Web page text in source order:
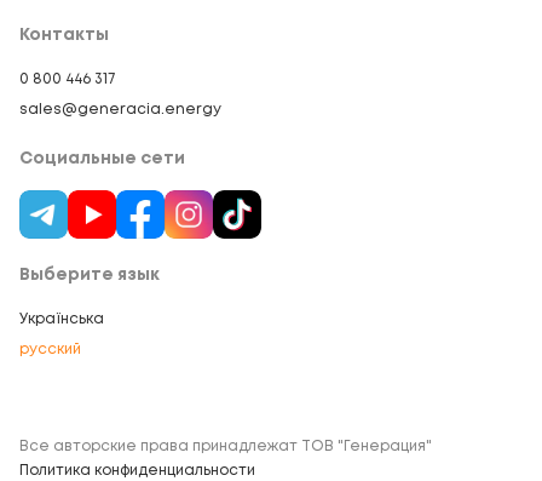
Контакты
0 800 446 317
sales@generacia.energy
Социальные сети
Выберите язык
Українська
русский
Все авторские права принадлежат ТОВ "Генерация"
Политика конфиденциальности